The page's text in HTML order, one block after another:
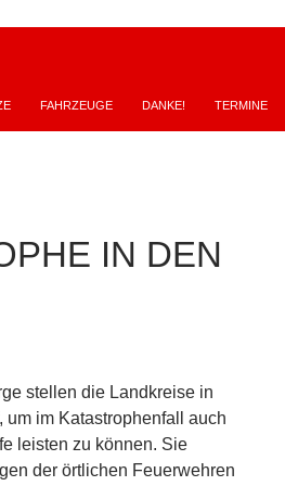
FAHRZEUGE DANKE! TERMINE
IN DEN
stellen die Landkreise in
im Katastrophenfall auch
leisten zu können. Sie
der örtlichen Feuerwehren